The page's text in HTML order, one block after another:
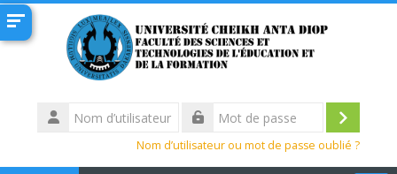
Passer au contenu principal
Nom
d’utilisateur
Nom d’utilisateur ou mot de passe oublié ?